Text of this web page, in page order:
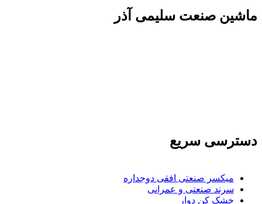
ماشين صنعت سليمی آذر
دسترسی سریع
میکسر صنعتی افقی دوجداره
سرند صنعتی و عمرانی
خشک کن دوار